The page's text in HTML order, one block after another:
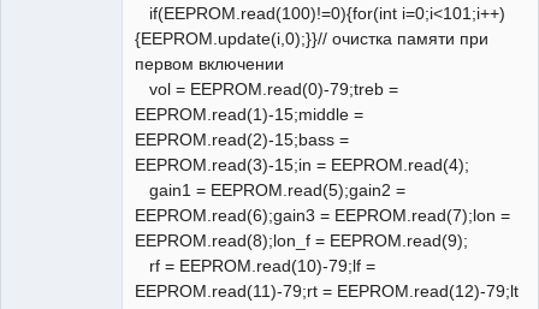
if(EEPROM.read(100)!=0){for(int i=0;i<101;i++)
{EEPROM.update(i,0);}}// очистка памяти при
первом включении
vol = EEPROM.read(0)-79;treb =
EEPROM.read(1)-15;middle =
EEPROM.read(2)-15;bass =
EEPROM.read(3)-15;in = EEPROM.read(4);
gain1 = EEPROM.read(5);gain2 =
EEPROM.read(6);gain3 = EEPROM.read(7);lon =
EEPROM.read(8);lon_f = EEPROM.read(9);
rf = EEPROM.read(10)-79;lf =
EEPROM.read(11)-79;rt = EEPROM.read(12)-79;lt